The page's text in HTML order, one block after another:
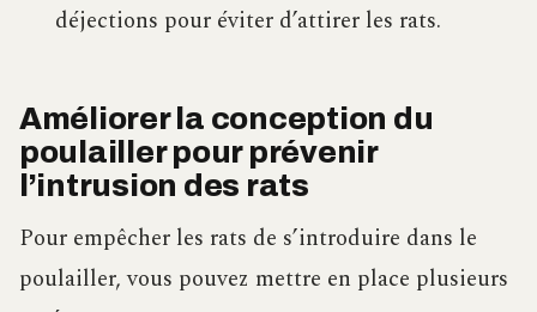
déjections pour éviter d’attirer les rats.
Améliorer la conception du
poulailler pour prévenir
l’intrusion des rats
Pour empêcher les rats de s’introduire dans le
poulailler, vous pouvez mettre en place plusieurs